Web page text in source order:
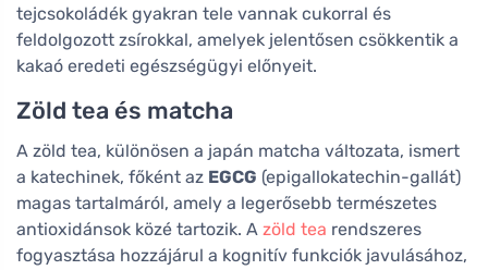
tejcsokoládék gyakran tele vannak cukorral és
feldolgozott zsírokkal, amelyek jelentősen csökkentik a
kakaó eredeti egészségügyi előnyeit.
Zöld tea és matcha
A zöld tea, különösen a japán matcha változata, ismert
a katechinek, főként az EGCG (epigallokatechin-gallát)
magas tartalmáról, amely a legerősebb természetes
antioxidánsok közé tartozik. A zöld tea rendszeres
fogyasztása hozzájárul a kognitív funkciók javulásához,